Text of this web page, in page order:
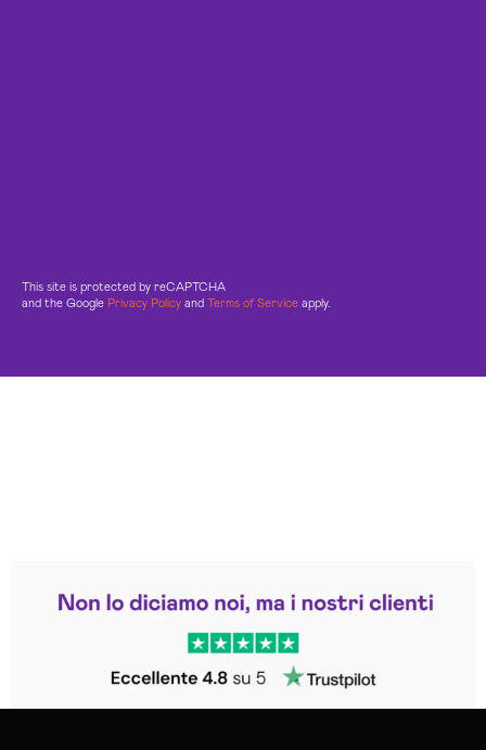
This site is protected by reCAPTCHA
and the Google Privacy Policy and Terms of Service apply.
Trustpilot